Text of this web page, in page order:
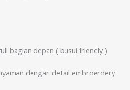
bagian depan ( busui friendly )
dengan detail embroerdery